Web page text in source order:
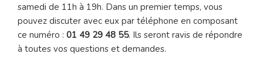
samedi de 11h à 19h. Dans un premier temps, vous
pouvez discuter avec eux par téléphone en composant
ce numéro : 01 49 29 48 55. Ils seront ravis de répondre
à toutes vos questions et demandes.